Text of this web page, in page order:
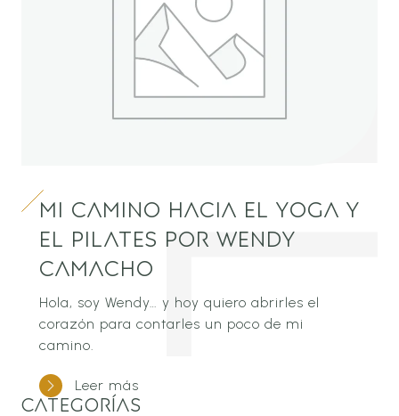
Mi camino hacia el yoga y
el Pilates por Wendy
Camacho
Hola, soy Wendy… y hoy quiero abrirles el
corazón para contarles un poco de mi
camino.
Leer más
CATEGORÍAS